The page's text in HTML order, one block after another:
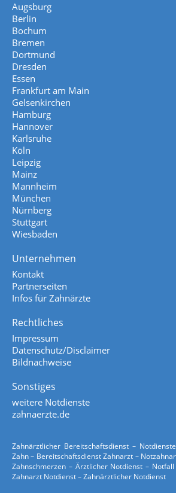
Augsburg
Berlin
Bochum
Bremen
Dortmund
Dresden
Essen
Frankfurt am Main
Gelsenkirchen
Hamburg
Hannover
Karlsruhe
Köln
Leipzig
Mainz
Mannheim
München
Nürnberg
Stuttgart
Wiesbaden
Unternehmen
Kontakt
Partnerseiten
Infos für Zahnärzte
Rechtliches
Impressum
Datenschutz/Disclaimer
Bildnachweise
Sonstiges
weitere Notdienste
zahnaerzte.de
Zahnärztlicher Bereitschaftsdienst –
Zahn – Bereitschaftsdienst Zahnarzt –
Zahnschmerzen – Ärztlicher Notdienst –
Zahnarzt Notdienst – Zahnärztlicher Notdienst